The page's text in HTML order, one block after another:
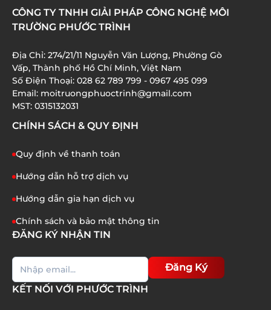
HỆ THỐNG XỬ LÝ NƯỚC THẢI SẢN XUẤT KEM
XỬ LÝ NƯỚC THẢI TRƯỜNG HỌC KÝ TÚC XÁ
20/01/2025
CÔNG TY TNHH GIẢI PHÁP CÔNG NGHỆ MÔI
TRƯỜNG PHƯỚC TRÌNH
Địa Chỉ: 274/21/11 Nguyễn Văn Lượng, Phường Gò
Vấp, Thành phố Hồ Chí Minh, Việt Nam
Số Điện Thoại: 028 62 789 799 - 0967 495 099
Email: moitruongphuoctrinh@gmail.com
MST: 0315132031
CHÍNH SÁCH & QUY ĐỊNH
Quy định về thanh toán
Hướng dẫn hỗ trợ dịch vụ
Hướng dẫn gia hạn dịch vụ
Chính sách và bảo mật thông tin
ĐĂNG KÝ NHẬN TIN
Đăng Ký
KẾT NỐI VỚI PHƯỚC TRÌNH